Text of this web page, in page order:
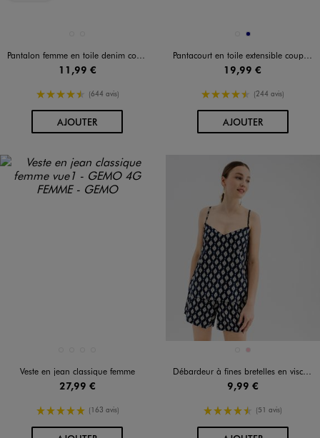
Pantalon femme en toile denim coupe Slim
11,99 €
4.5/5 de moyenne
(644 avis)
AJOUTERAU PANIER
Disponible en 2 coloris
JAUNE STANDARD
MARINE
Pantacourt en toile extensible coupe ajustée femme grande taille
19,99 €
4.5/5 de moyenne
(244 avis)
AJOUTERAU PANIER
Veste en jean classique femme
27,99 €
5/5 de moyenne
(163 avis)
Disponible en 2 coloris
BLEU MARINE
ROSE
Débardeur à fines bretelles en viscose fluide et imprimée femme
9,99 €
4.5/5 de moyenne
(51 avis)